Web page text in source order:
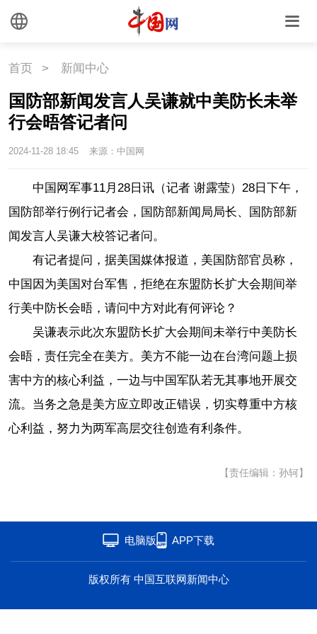
中国关键词
文化
文化 文创 艺术
中国瓷
海洋 草原 湾区
联盟 心理 老年
首页 > 新闻中心
国防部新闻发言人吴谦就中美防长未举
行会晤答记者问
2024-11-28 18:45 来源：中国网
中国网军事11月28日讯（记者 谢露莹） 28日下午，
国防部举行例行记者会，国防部新闻局局长、国防部新
闻发言人吴谦大校答记者问。
有记者提问，据美国媒体报道，美国防部官员称，
中国因为美国对台军售，拒绝在东盟防长扩大会期间举
行美中防长会晤，请问中方对此有何评论？
吴谦表示此次东盟防长扩大会期间未举行中美防长
会晤，责任完全在美方。美方不能一边在台湾问题上损
害中方的核心利益，一边与中国军队若无其事地开展交
流。当务之急是美方应立即改正错误，切实尊重中方核
心利益，努力为两军高层交往创造有利条件。
【责任编辑：孙轲】
电脑版 APP下载
版权所有 中国互联网新闻中心